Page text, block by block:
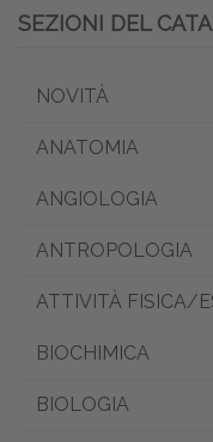
SEZIONI DEL
NOVITÀ
ANATOMIA
ANGIOLOGIA
ANTROPOLOGIA
ATTIVITÀ FISICA/
BIOCHIMICA
BIOLOGIA